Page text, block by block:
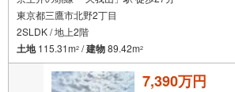
東京都三鷹市北野2丁目
2SLDK / 地上2階
土地115.31m2 /建物89.42m2
7,390万円